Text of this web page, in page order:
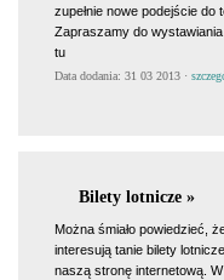
zupełnie nowe podejście do
Zapraszamy do
tu
Data dodania: 31 03 2013 ·
Bilety lotnicze »
Można śmiało powiedzieć,
interesują tanie bilety
naszą stronę internetową.